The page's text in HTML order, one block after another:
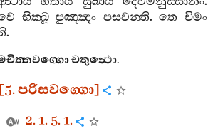
භික‍්ඛූ පුඤ‍්ඤං පසවන‍්ති.තෙ චිමං
.
චතුත්‍ථො.
[5.පරිසවග‍්ගො]
2. 1. 5. 1.